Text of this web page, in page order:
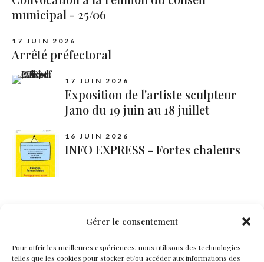
Gérer le consentement
Pour offrir les meilleures expériences, nous utilisons des technologies
telles que les cookies pour stocker et/ou accéder aux informations des
municipal - 25/06
17 JUIN 2026
Arrêté préfectoral
17 JUIN 2026
Exposition de l'artiste sculpteur
Jano du 19 juin au 18 juillet
16 JUIN 2026
INFO EXPRESS - Fortes chaleurs
Documents